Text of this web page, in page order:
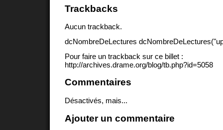
Trackbacks
Aucun trackback.
dcNombreDeLectures
Pour faire un trackback sur ce billet :
http://archives.drame.org/blog/tb.php?id=5058
Commentaires
Désactivés, mais...
Ajouter un commentaire